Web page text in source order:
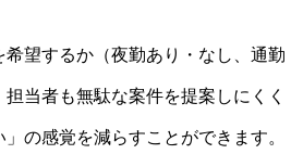
望するか（夜勤あり・なし、通勤
当者も無駄な案件を提案しにくく
の感覚を減らすことができます。